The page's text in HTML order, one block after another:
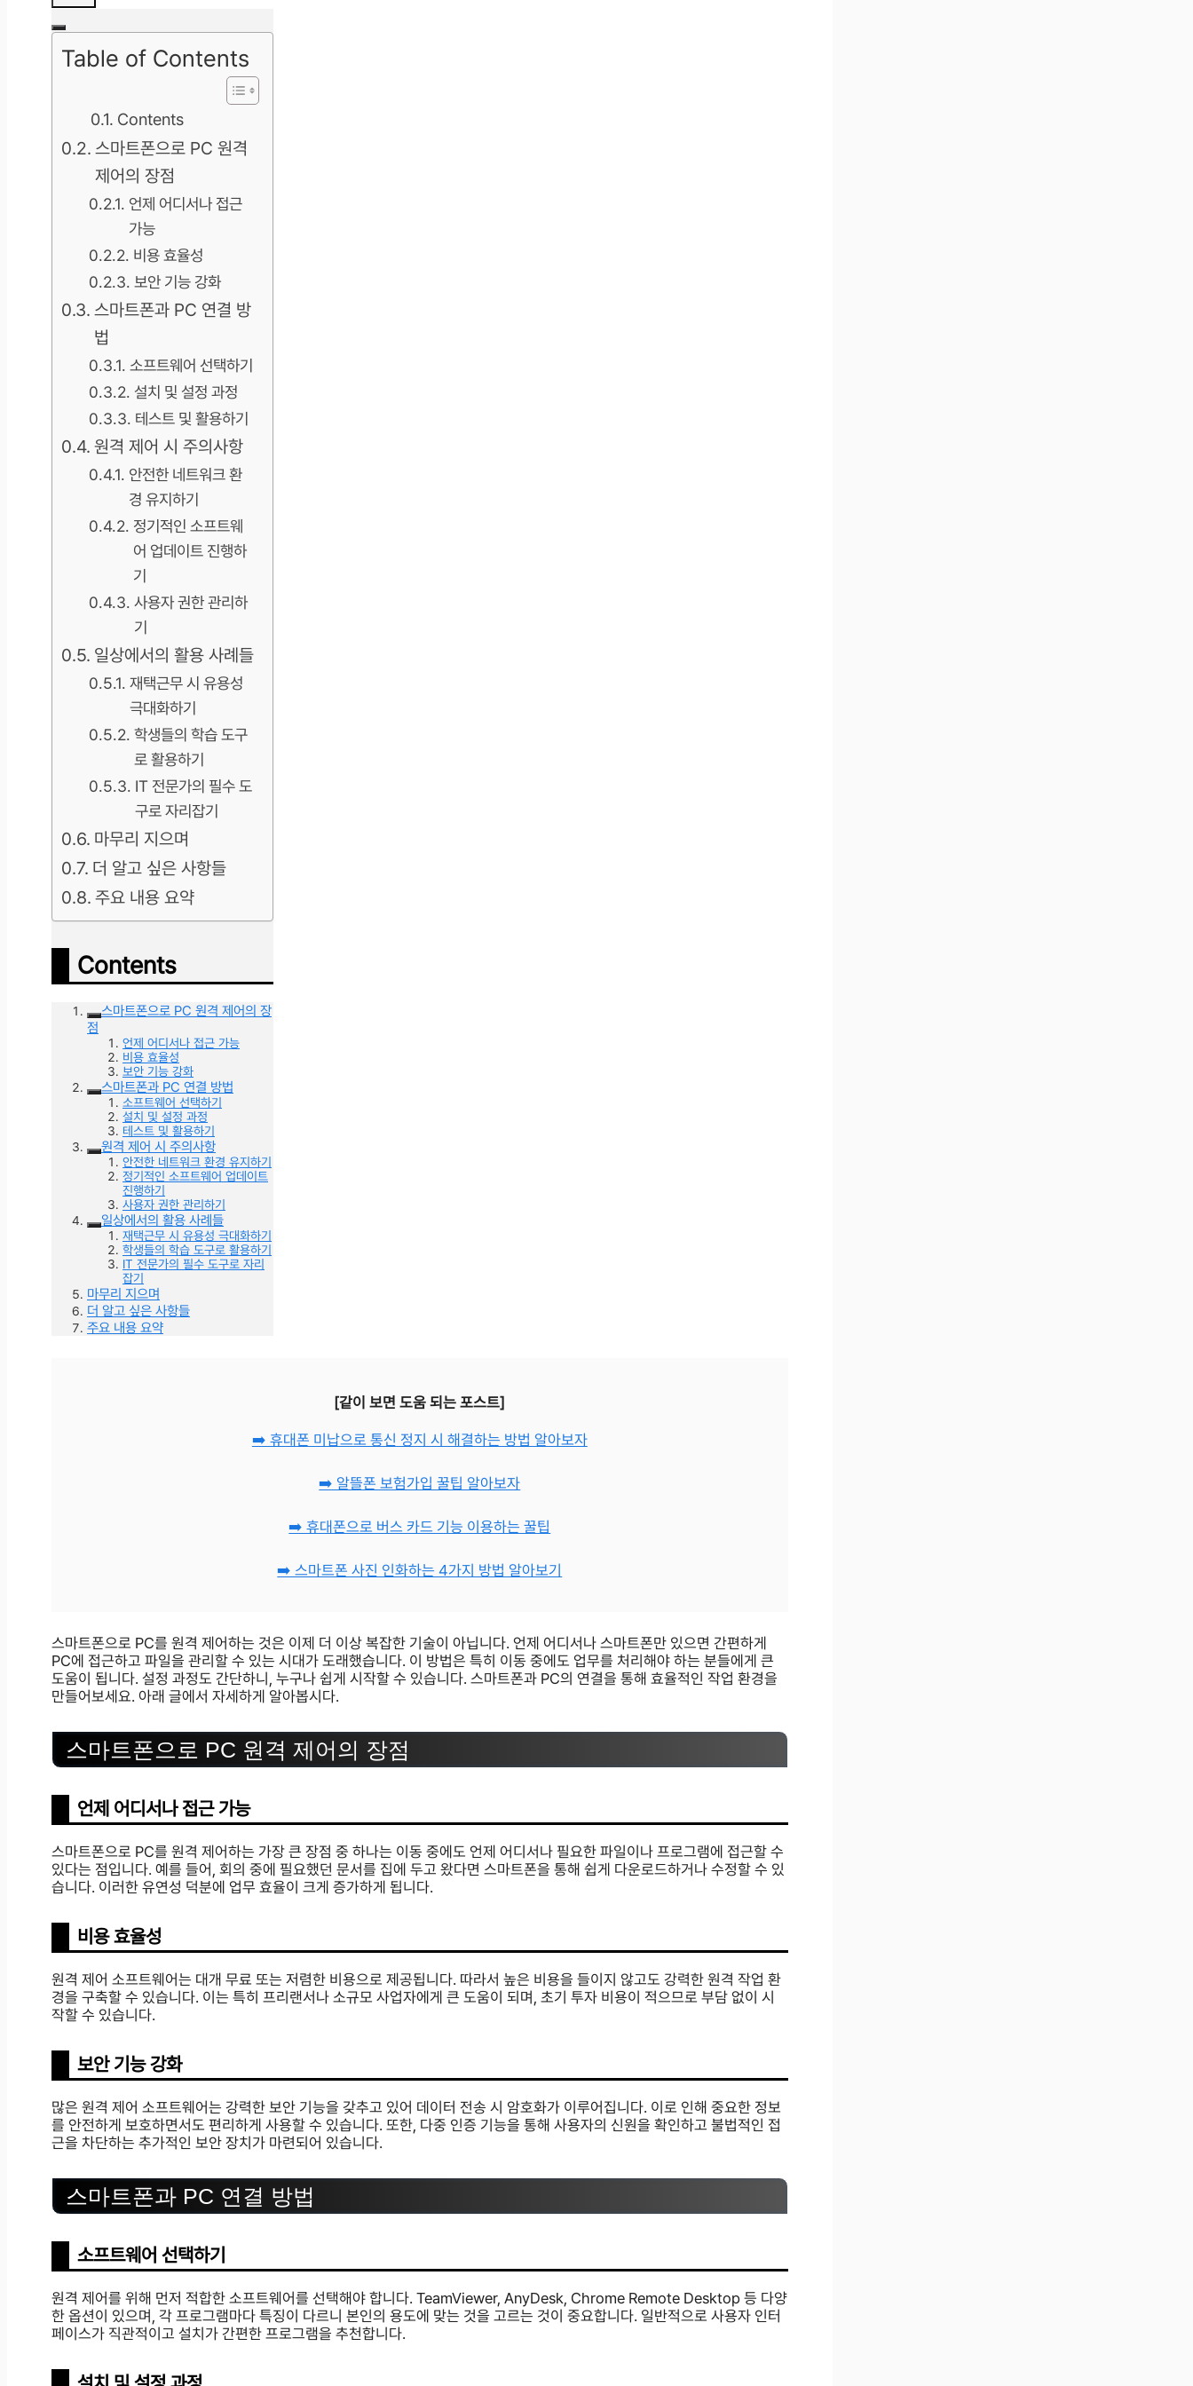
Table of Contents
Contents
스마트폰으로 PC 원격
제어의 장점
언제 어디서나 접근
가능
비용 효율성
보안 기능 강화
스마트폰과 PC 연결 방
법
소프트웨어 선택하기
설치 및 설정 과정
테스트 및 활용하기
원격 제어 시 주의사항
안전한 네트워크 환
경 유지하기
정기적인 소프트웨
어 업데이트 진행하
기
사용자 권한 관리하
기
일상에서의 활용 사례들
재택근무 시 유용성
극대화하기
학생들의 학습 도구
로 활용하기
IT 전문가의 필수 도
구로 자리잡기
마무리 지으며
더 알고 싶은 사항들
주요 내용 요약
Contents
스마트폰으로 PC 원격 제어의 장
점
언제 어디서나 접근 가능
비용 효율성
보안 기능 강화
스마트폰과 PC 연결 방법
소프트웨어 선택하기
설치 및 설정 과정
테스트 및 활용하기
원격 제어 시 주의사항
안전한 네트워크 환경 유지하기
정기적인 소프트웨어 업데이트
진행하기
사용자 권한 관리하기
일상에서의 활용 사례들
재택근무 시 유용성 극대화하기
학생들의 학습 도구로 활용하기
IT 전문가의 필수 도구로 자리
잡기
마무리 지으며
더 알고 싶은 사항들
주요 내용 요약
[같이 보면 도움 되는 포스트]
➡️ 휴대폰 미납으로 통신 정지 시 해결하는 방법 알아보자
➡️ 알뜰폰 보험가입 꿀팁 알아보자
➡️ 휴대폰으로 버스 카드 기능 이용하는 꿀팁
➡️ 스마트폰 사진 인화하는 4가지 방법 알아보기
스마트폰으로 PC를 원격 제어하는 것은 이제 더 이상 복잡한 기술이 아닙니다. 언제 어디서나 스마트폰만 있으면 간편하게
PC에 접근하고 파일을 관리할 수 있는 시대가 도래했습니다. 이 방법은 특히 이동 중에도 업무를 처리해야 하는 분들에게 큰
도움이 됩니다. 설정 과정도 간단하니, 누구나 쉽게 시작할 수 있습니다. 스마트폰과 PC의 연결을 통해 효율적인 작업 환경을
만들어보세요. 아래 글에서 자세하게 알아봅시다.
스마트폰으로 PC 원격 제어의 장점
언제 어디서나 접근 가능
스마트폰으로 PC를 원격 제어하는 가장 큰 장점 중 하나는 이동 중에도 언제 어디서나 필요한 파일이나 프로그램에 접근할 수
있다는 점입니다. 예를 들어, 회의 중에 필요했던 문서를 집에 두고 왔다면 스마트폰을 통해 쉽게 다운로드하거나 수정할 수 있
습니다. 이러한 유연성 덕분에 업무 효율이 크게 증가하게 됩니다.
비용 효율성
원격 제어 소프트웨어는 대개 무료 또는 저렴한 비용으로 제공됩니다. 따라서 높은 비용을 들이지 않고도 강력한 원격 작업 환
경을 구축할 수 있습니다. 이는 특히 프리랜서나 소규모 사업자에게 큰 도움이 되며, 초기 투자 비용이 적으므로 부담 없이 시
작할 수 있습니다.
보안 기능 강화
많은 원격 제어 소프트웨어는 강력한 보안 기능을 갖추고 있어 데이터 전송 시 암호화가 이루어집니다. 이로 인해 중요한 정보
를 안전하게 보호하면서도 편리하게 사용할 수 있습니다. 또한, 다중 인증 기능을 통해 사용자의 신원을 확인하고 불법적인 접
근을 차단하는 추가적인 보안 장치가 마련되어 있습니다.
스마트폰과 PC 연결 방법
소프트웨어 선택하기
원격 제어를 위해 먼저 적합한 소프트웨어를 선택해야 합니다. TeamViewer, AnyDesk, Chrome Remote Desktop 등 다양
한 옵션이 있으며, 각 프로그램마다 특징이 다르니 본인의 용도에 맞는 것을 고르는 것이 중요합니다. 일반적으로 사용자 인터
페이스가 직관적이고 설치가 간편한 프로그램을 추천합니다.